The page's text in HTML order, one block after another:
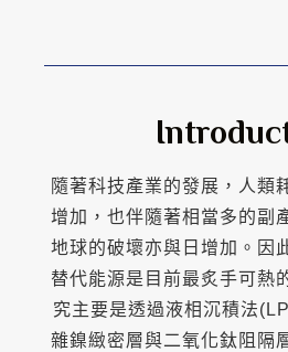
隨著科技產業的發展，人類
增加，也伴隨著相當多的副
地球的破壞亦與日增加。因
替代能源是目前最炙手可熱
究主要是透過液相沉積法
雜鎳緻密層與二氧化鈦阻隔